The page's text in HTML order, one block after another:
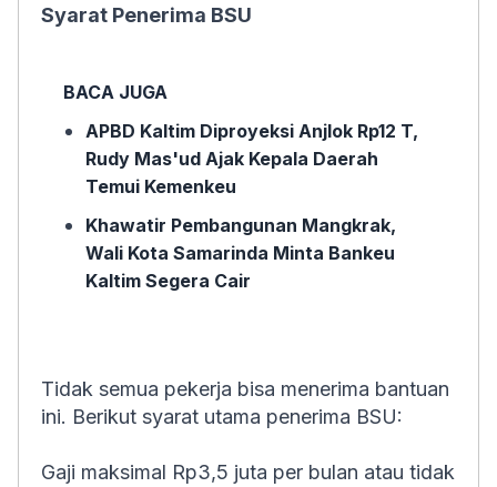
Syarat Penerima BSU
BACA JUGA
APBD Kaltim Diproyeksi Anjlok Rp12 T,
Rudy Mas'ud Ajak Kepala Daerah
Temui Kemenkeu
Khawatir Pembangunan Mangkrak,
Wali Kota Samarinda Minta Bankeu
Kaltim Segera Cair
Tidak semua pekerja bisa menerima bantuan
ini. Berikut syarat utama penerima BSU:
Gaji maksimal Rp3,5 juta per bulan atau tidak